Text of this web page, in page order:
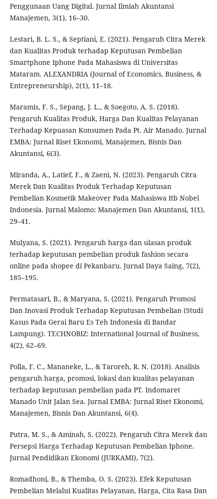
Penggunaan Uang Digital. Jurnal Ilmiah Akuntansi
Manajemen, 3(1), 16–30.
Lestari, B. L. S., & Septiani, E. (2021). Pengaruh Citra Merek
dan Kualitas Produk terhadap Keputusan Pembelian
Smartphone Iphone Pada Mahasiswa di Universitas
Mataram. ALEXANDRIA (Journal of Economics, Business, &
Entrepreneurship), 2(1), 11–18.
Maramis, F. S., Sepang, J. L., & Soegoto, A. S. (2018).
Pengaruh Kualitas Produk, Harga Dan Kualitas Pelayanan
Terhadap Kepuasan Konsumen Pada Pt. Air Manado. Jurnal
EMBA: Jurnal Riset Ekonomi, Manajemen, Bisnis Dan
Akuntansi, 6(3).
Miranda, A., Latief, F., & Zaeni, N. (2023). Pengaruh Citra
Merek Dan Kualitas Produk Terhadap Keputusan
Pembelian Kosmetik Makeover Pada Mahasiswa Itb Nobel
Indonesia. Jurnal Malomo: Manajemen Dan Akuntansi, 1(1),
29–41.
Mulyana, S. (2021). Pengaruh harga dan ulasan produk
terhadap keputusan pembelian produk fashion secara
online pada shopee di Pekanbaru. Jurnal Daya Saing, 7(2),
185–195.
Permatasari, B., & Maryana, S. (2021). Pengaruh Promosi
Dan Inovasi Produk Terhadap Keputusan Pembelian (Studi
Kasus Pada Gerai Baru Es Teh Indonesia di Bandar
Lampung). TECHNOBIZ: International Journal of Business,
4(2), 62–69.
Polla, F. C., Mananeke, L., & Taroreh, R. N. (2018). Analisis
pengaruh harga, promosi, lokasi dan kualitas pelayanan
terhadap keputusan pembelian pada PT. Indomaret
Manado Unit Jalan Sea. Jurnal EMBA: Jurnal Riset Ekonomi,
Manajemen, Bisnis Dan Akuntansi, 6(4).
Putra, M. S., & Aminah, S. (2022). Pengaruh Citra Merek dan
Persepsi Harga Terhadap Keputusan Pembelian Iphone.
Jurnal Pendidikan Ekonomi (JURKAMI), 7(2).
Romadhoni, B., & Themba, O. S. (2023). Efek Keputusan
Pembelian Melalui Kualitas Pelayanan, Harga, Cita Rasa Dan